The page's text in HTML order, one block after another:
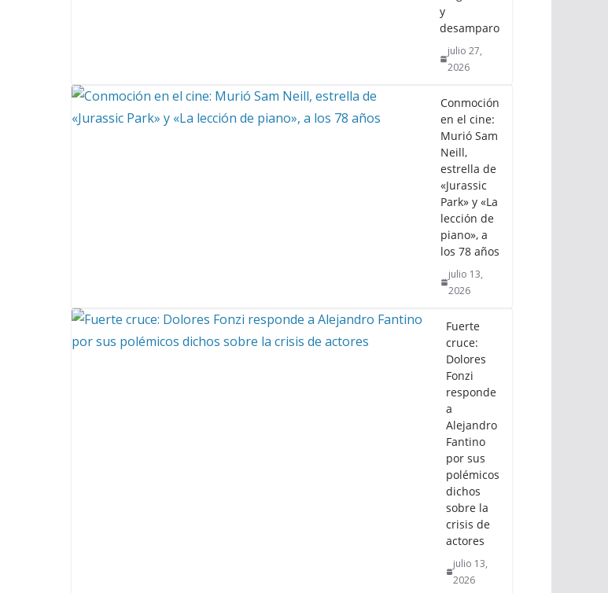
y
desamparo
julio 27,
2026
Conmoción
en el cine:
Murió Sam
Neill,
estrella de
«Jurassic
Park» y «La
lección de
piano», a
los 78 años
julio 13,
2026
Fuerte
cruce:
Dolores
Fonzi
responde
a
Alejandro
Fantino
por sus
polémicos
dichos
sobre la
crisis de
actores
julio 13,
2026